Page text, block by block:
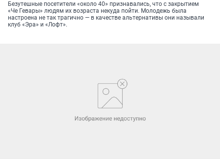
Безутешные посетители «около 40» признавались, что с закрытием
«Че Гевары» людям их возраста некуда пойти. Молодежь была
настроена не так трагично — в качестве альтернативы они называли
клуб «Эра» и «Лофт».